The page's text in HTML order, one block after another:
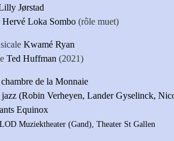
Jørstad
Hervé Loka Sombo (rôle muet)
Kwamé Ryan
Ted Huffman (2021)
de la Monnaie
jazz (Robin Verheyen, Lander Gyselinck,
Equinox
Muziektheater (Gand), Theater St Gallen